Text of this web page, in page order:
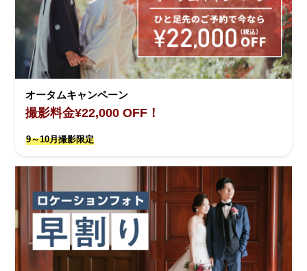
オータムキャンペーン
撮影料金¥22,000 OFF！
9～10月撮影限定